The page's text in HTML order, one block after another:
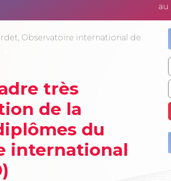
au
Observatoire international de
très
de la
du
international